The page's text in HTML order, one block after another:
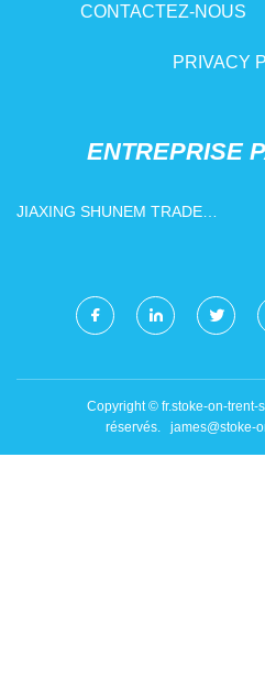
CONTACTEZ-NOUS
PRIVACY
ENTREPRISE
JIAXING SHUNEM TRADE
Copyright © fr.stoke-on-trent-
réservés. james@stoke-